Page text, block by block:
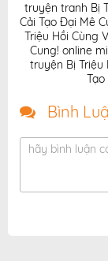
truyện tranh Bị
Cải Tạo Đại Mê
Triệu Hồi Cùng
Cung! online
truyện Bị Triệu
Bình
hãy bình luận